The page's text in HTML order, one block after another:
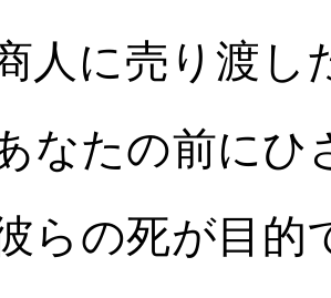
人に売り渡し
なたの前に
らの死が目的